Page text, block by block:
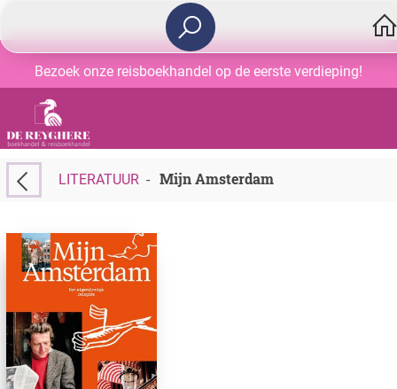
Bezoek onze reisboekhandel op de eerste verdieping!
LITERATUUR- Mijn Amsterdam